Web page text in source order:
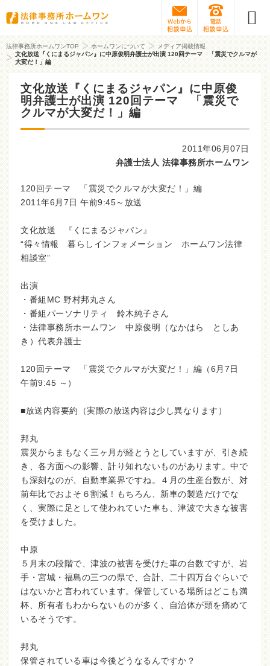
Webから相談予約
法律事務所ホームワンTOP ホームワンについて
メディア掲載情報
文化放送『くにまるジャパン』に中原俊明弁護士が出演 120回テーマ 「震災でクルマが
大変だ！」編
文化放送『くにまるジャパン』に中原俊
明弁護士が出演 120回テーマ 「震災で
クルマが大変だ！」編
2011年06月07日
弁護士法人 法律事務所ホームワン
120回テーマ 「震災でクルマが大変だ！」編
2011年6月7日 午前9:45～放送
文化放送 『くにまるジャパン』
“得々情報 暮らしインフォメーション ホームワン法律
相談室”
出演
・番組MC 野村邦丸さん
・番組パーソナリティ 鈴木純子さん
・法律事務所ホームワン 中原俊明（なかはら としあ
き）代表弁護士
120回テーマ 「震災でクルマが大変だ！」編（6月7日
午前9:45 ～）
■放送内容要約（実際の放送内容は少し異なります）
邦丸
震災からまもなく三ヶ月が経とうとしていますが、引き続
き、各方面への影響、計り知れないものがあります。中で
も深刻なのが、自動車業界ですね。４月の生産台数が、対
前年比でおよそ６割減！もちろん、新車の製造だけでな
く、実際に足として使われていた車も、津波で大きな被害
を受けました。
中原
５月末の段階で、津波の被害を受けた車の台数ですが、岩
手・宮城・福島の三つの県で、合計、二十四万台ぐらいで
はないかと言われています。保管している場所はどこも満
杯、所有者もわからないものが多く、自治体が頭を痛めて
いるそうです。
邦丸
保管されている車は今後どうなるんですか？